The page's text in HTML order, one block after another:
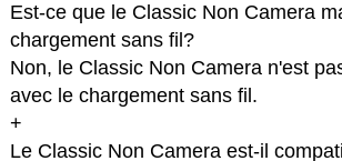
Est-ce que le Classic Non Camera
chargement sans fil?
Non, le Classic Non Camera n'est
avec le chargement sans fil.
+
Le Classic Non Camera est-il